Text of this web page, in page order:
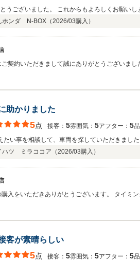
うございました。 これからもよろしくお願いし
ホンダ N-BOX（2026/03購入）
契約いただきまして誠にありがとうございま
助かりました
5点 接客： 5雰囲気： 5アフター： 5
たい事を相談して、車両を探していただきまし
ハツ ミラココア（2026/03購入）
客が素晴らしい
5点 接客： 5雰囲気： 5アフター： 5